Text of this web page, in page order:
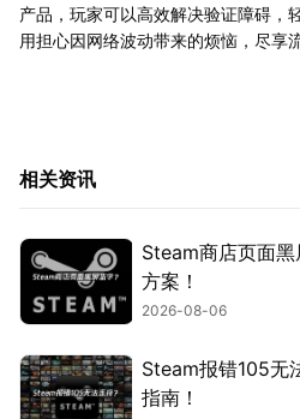
产品，玩家可以高效解决验证障碍，
用担心因网络波动带来的烦恼，尽享
相关资讯
Steam商店页面
方案！
2026-08-06
Steam报错105无
指南！